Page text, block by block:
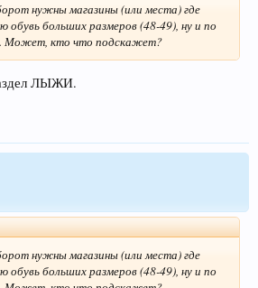
нужны магазины (или места) где
больших размеров (48-49), ну и по
Может, кто что подскажет?
ЛЫЖИ.
нужны магазины (или места) где
больших размеров (48-49), ну и по